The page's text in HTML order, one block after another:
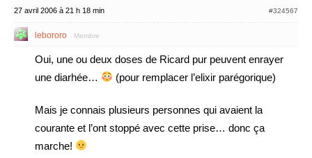
27 avril 2006 à 21 h 18 min #324567
lebororo Membre
Oui, une ou deux doses de Ricard pur peuvent enrayer
une diarhée…
(pour remplacer l’elixir parégorique)
Mais je connais plusieurs personnes qui avaient la
courante et l’ont stoppé avec cette prise… donc ça
marche!